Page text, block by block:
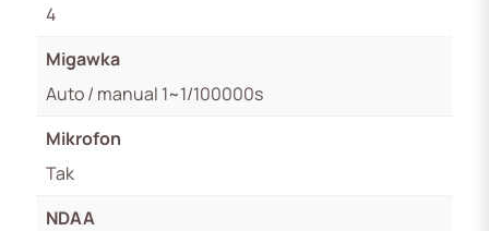
4
Migawka
Auto / manual 1~1/100000s
Mikrofon
Tak
NDAA